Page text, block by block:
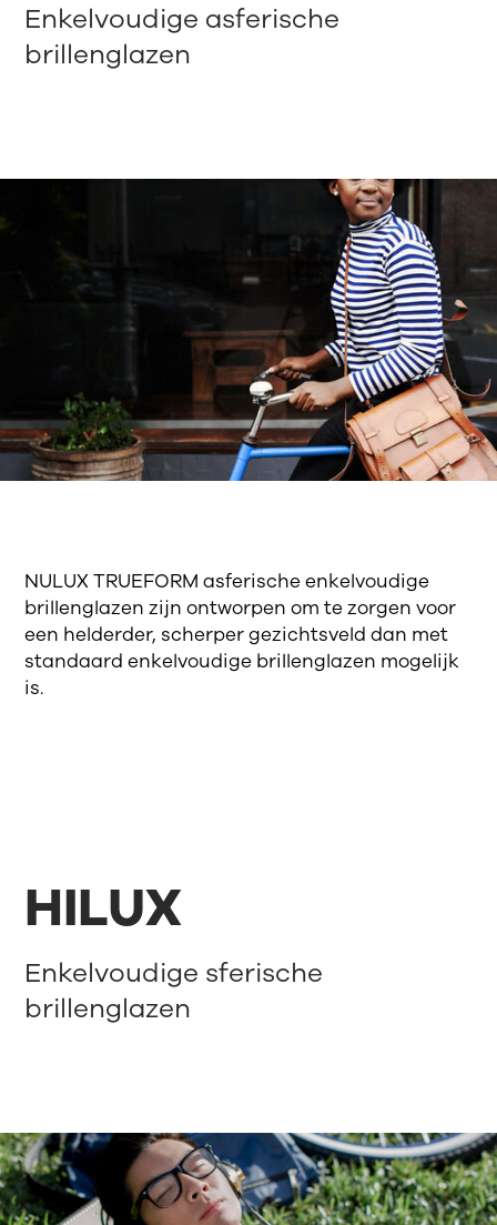
Enkelvoudige asferische
brillenglazen
NULUX TRUEFORM asferische enkelvoudige
brillenglazen zijn ontworpen om te zorgen voor
een helderder, scherper gezichtsveld dan met
standaard enkelvoudige brillenglazen mogelijk
is.
HILUX
Enkelvoudige sferische
brillenglazen